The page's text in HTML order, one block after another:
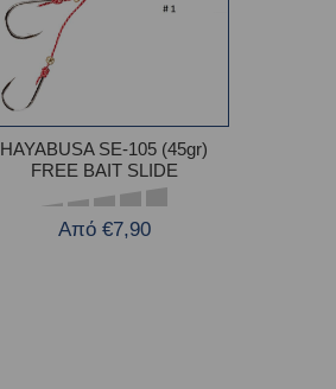
HAYABUSA SE-105 (45gr)
FREE BAIT SLIDE
Από €7,90